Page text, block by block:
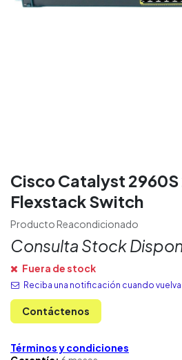
Cisco Catalyst 2960S
Flexstack Switch
Producto Reacondicionado
Consulta Stock
Fuera de stock
Reciba una notificación cuando
Contáctenos
Términos y condiciones